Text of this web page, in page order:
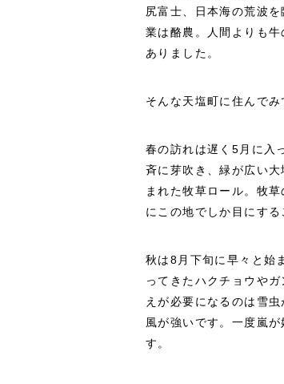
尻富士、日本海の荒波
業は酪農。人間よりも
ありました。
そんな天塩町に住んで
春の訪れは遅く5月に入
斉に芽吹き、緑が広い
まれた牧草ロール。牧
にこの地でしか目にする
秋は8月下旬に早々と始
ってきたハクチョウや
えが必要になるのは雪
風が強いです。一度嵐
す。